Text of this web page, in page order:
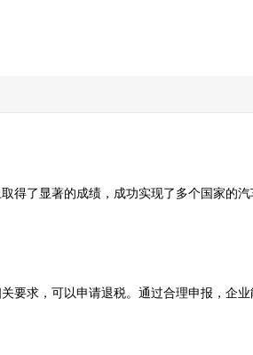
了显著的成绩，成功实现了多个国家的
要求，可以申请退税。通过合理申报，企